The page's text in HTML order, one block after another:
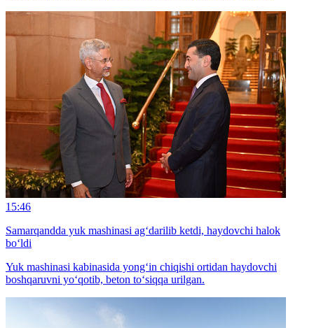
15:46
Samarqandda yuk mashinasi ag‘darilib ketdi, haydovchi halok
bo‘ldi
Yuk mashinasi kabinasida yong‘in chiqishi ortidan haydovchi
boshqaruvni yo‘qotib, beton to‘siqqa urilgan.